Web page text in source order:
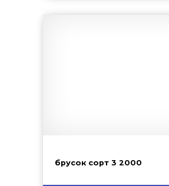
брусок сорт 3 2000